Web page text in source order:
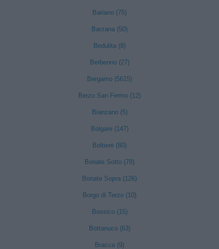
Bariano (75)
Barzana (50)
Bedulita (8)
Berbenno (27)
Bergamo (5615)
Berzo San Fermo (12)
Bianzano (5)
Bolgare (147)
Boltiere (80)
Bonate Sotto (78)
Bonate Sopra (126)
Borgo di Terzo (10)
Bossico (15)
Bottanuco (63)
Bracca (9)